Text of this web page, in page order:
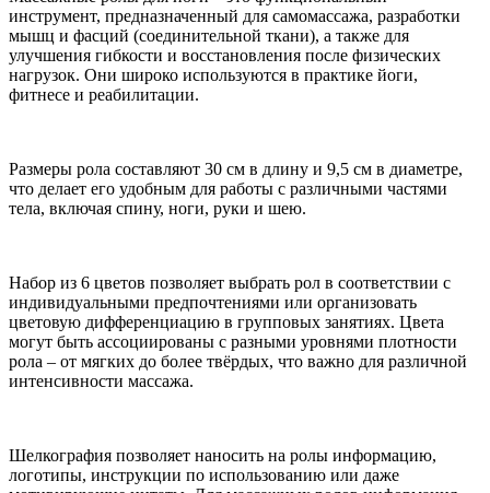
инструмент, предназначенный для самомассажа, разработки
мышц и фасций (соединительной ткани), а также для
улучшения гибкости и восстановления после физических
нагрузок. Они широко используются в практике йоги,
фитнесе и реабилитации.
Размеры рола составляют 30 см в длину и 9,5 см в диаметре,
что делает его удобным для работы с различными частями
тела, включая спину, ноги, руки и шею.
Набор из 6 цветов позволяет выбрать рол в соответствии с
индивидуальными предпочтениями или организовать
цветовую дифференциацию в групповых занятиях. Цвета
могут быть ассоциированы с разными уровнями плотности
рола – от мягких до более твёрдых, что важно для различной
интенсивности массажа.
Шелкография позволяет наносить на ролы информацию,
логотипы, инструкции по использованию или даже